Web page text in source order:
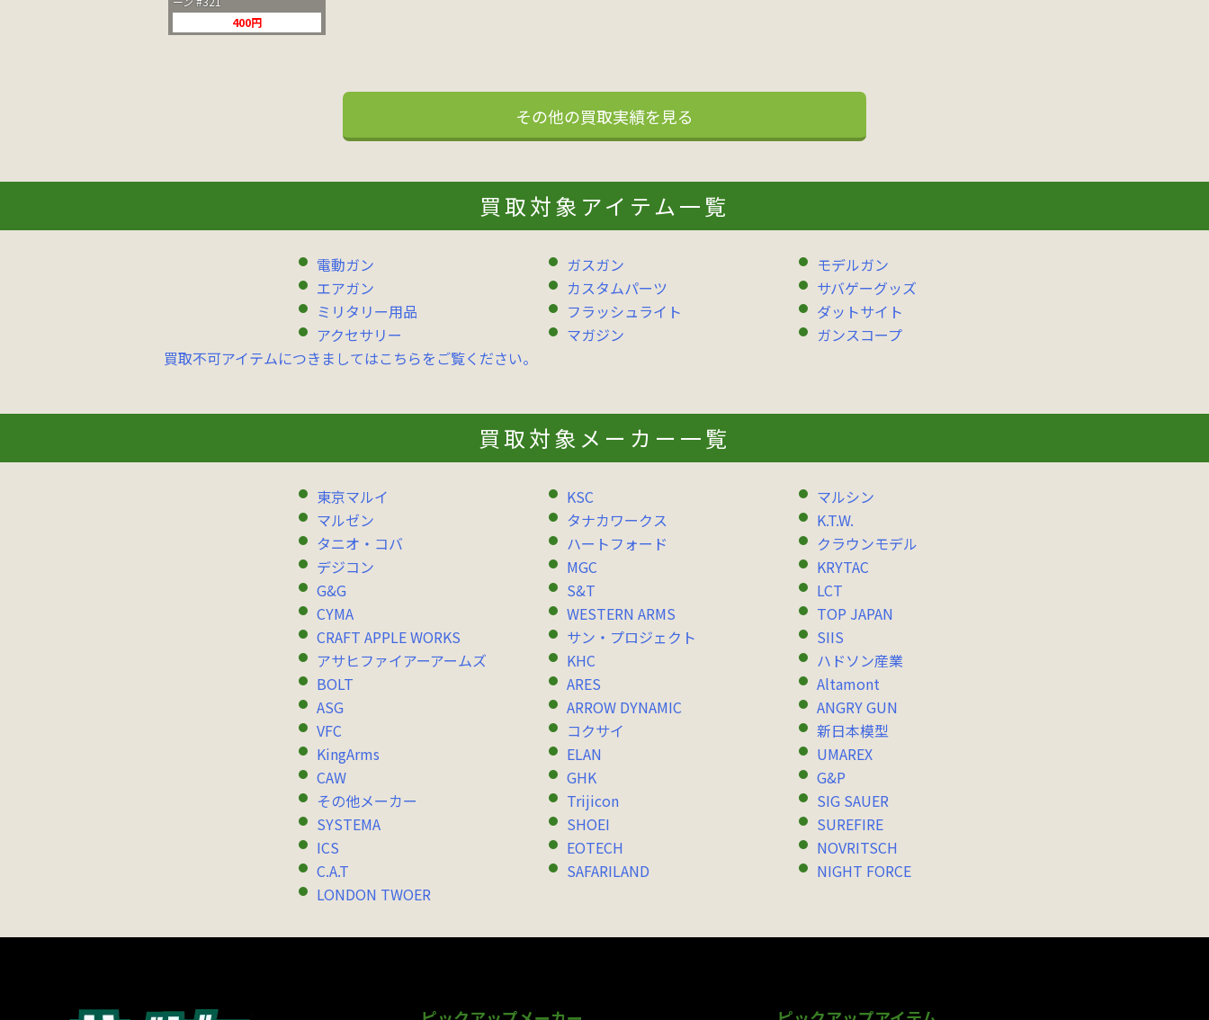
400円
その他の買取実績を見る
買取対象アイテム一覧
電動ガン ガスガン
モデルガン
エアガン
カスタムパーツ
サバゲーグッズ
ミリタリー用品
フラッシュライト
ダットサイト
アクセサリー
マガジン
ガンスコープ
買取不可アイテムにつきましてはこちらをご覧ください。
買取対象メーカー一覧
東京マルイ KSC
マルシン
マルゼン
タナカワークス
K.T.W.
タニオ・コバ
ハートフォード
クラウンモデル
デジコン
MGC
KRYTAC
G&G
S&T
LCT
CYMA
WESTERN ARMS
TOP JAPAN
CRAFT APPLE WORKS
サン・プロジェクト
SIIS
アサヒファイアーアームズ
KHC
ハドソン産業
BOLT
ARES
Altamont
ASG
ARROW DYNAMIC
ANGRY GUN
VFC
コクサイ
新日本模型
KingArms
ELAN
UMAREX
CAW
GHK
G&P
その他メーカー
Trijicon
SIG SAUER
SYSTEMA
SHOEI
SUREFIRE
ICS
EOTECH
NOVRITSCH
C.A.T
SAFARILAND
NIGHT FORCE
LONDON TWOER